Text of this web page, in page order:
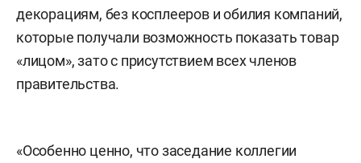
декорациям, без косплееров и обилия компаний,
которые получали возможность показать товар
«лицом», зато с присутствием всех членов
правительства.
«Особенно ценно, что заседание коллегии